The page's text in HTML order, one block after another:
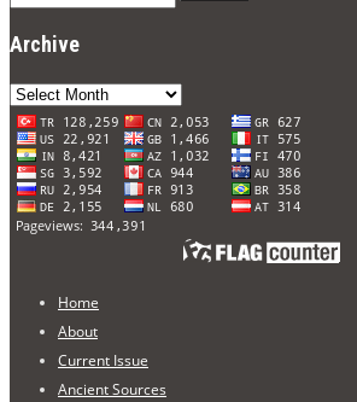
Archive
Archive
Home
About
Current Issue
Ancient Sources